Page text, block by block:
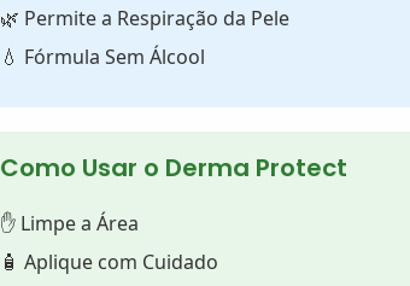
🌿 Permite a Respiração da Pele
💧 Fórmula Sem Álcool
Como Usar o Derma Protect
✋ Limpe a Área
🧴 Aplique com Cuidado